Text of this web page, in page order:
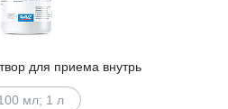
для приема внутрь
мл; 1 л